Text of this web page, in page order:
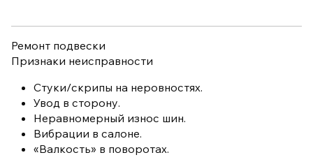
Ремонт подвески
Признаки неисправности
Стуки/скрипы на неровностях.
Увод в сторону.
Неравномерный износ шин.
Вибрации в салоне.
«Валкость» в поворотах.